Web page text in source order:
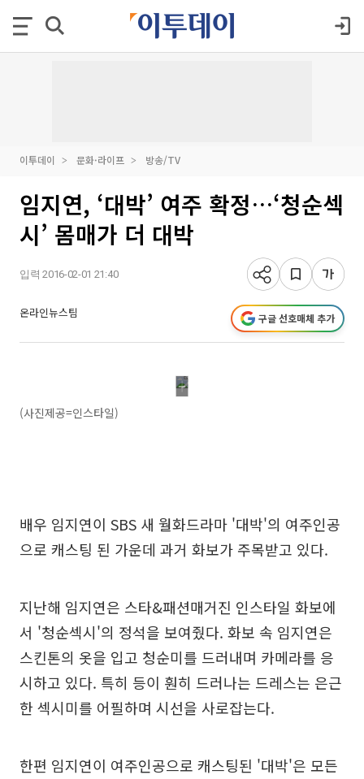
이투데이 문화·라이프 방송/TV
임지연, ‘대박’ 여주 확정…‘청순섹
시’ 몸매가 더 대박
입력 2016-02-01 21:40
온라인뉴스팀 구글 선호매체 추가
(사진제공=인스타일)
배우 임지연이 SBS 새 월화드라마 '대박'의 여주인공
으로 캐스팅 된 가운데 과거 화보가 주목받고 있다.
지난해 임지연은 스타&패션매거진 인스타일 화보에
서 '청순섹시'의 정석을 보여줬다. 화보 속 임지연은
스킨톤의 옷을 입고 청순미를 드러내며 카메라를 응
시하고 있다. 특히 등이 훤히 드러나는 드레스는 은근
한 섹시미를 어필하며 시선을 사로잡는다.
한편 임지연이 여주인공으로 캐스팅된 '대박'은 모든